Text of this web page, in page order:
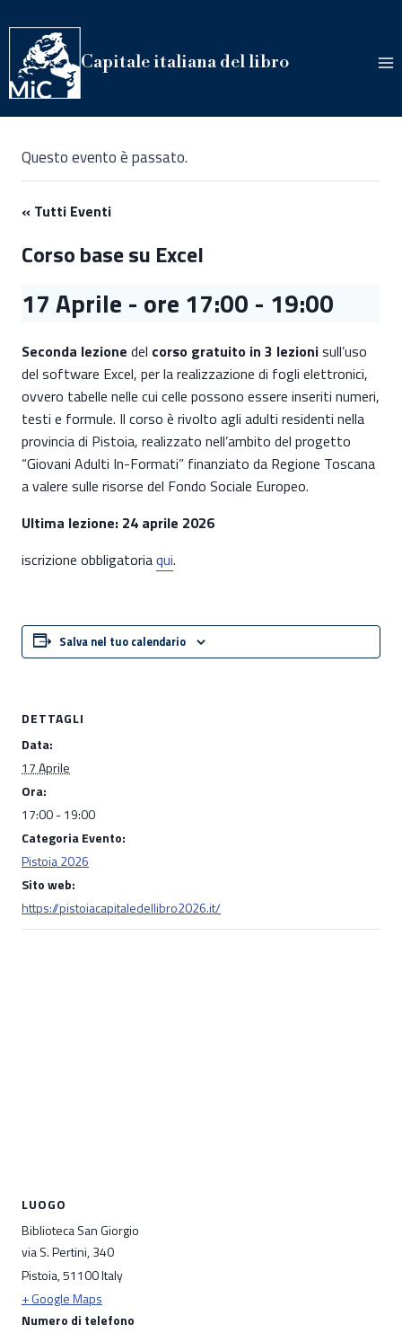
al
contenuto
Capitale italiana del libro
Questo evento è passato.
« Tutti Eventi
Corso base su Excel
17 Aprile - ore 17:00 - 19:00
Seconda lezione del corso gratuito in 3 lezionisull’uso
del software Excel, per la realizzazione di fogli elettronici,
ovvero tabelle nelle cui celle possono essere inseriti numeri,
testi e formule. Il corso è rivolto agli adulti residenti nella
provincia di Pistoia, realizzato nell’ambito del progetto
“Giovani Adulti In-Formati” finanziato da Regione Toscana
a valere sulle risorse del Fondo Sociale Europeo.
Ultima lezione: 24 aprile 2026
iscrizione obbligatoriaqui.
Salva nel tuo calendario
DETTAGLI
Data:
17 Aprile
Ora:
17:00 - 19:00
Categoria Evento:
Pistoia 2026
Sito web:
https://pistoiacapitaledellibro2026.it/
LUOGO
Biblioteca San Giorgio
via S. Pertini, 340
Pistoia,51100Italy
+ Google Maps
Numero di telefono